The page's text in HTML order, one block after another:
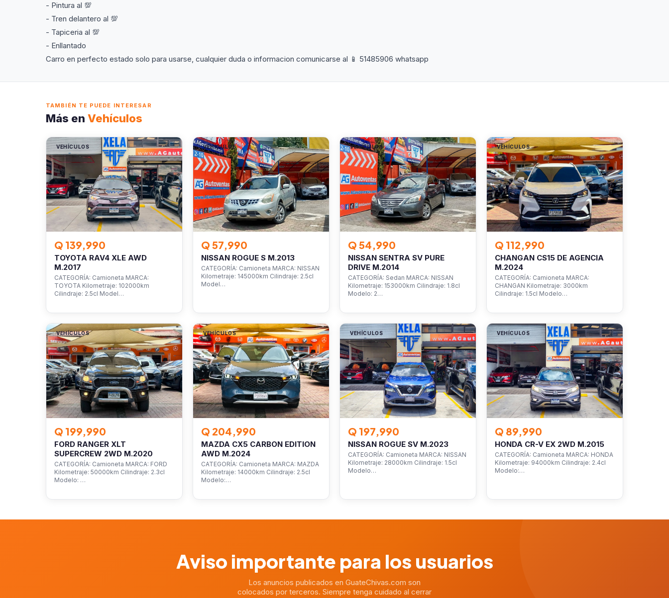
- Pintura al 💯
- Tren delantero al 💯
- Tapiceria al 💯
- Enllantado
Carro en perfecto estado solo para usarse, cualquier duda o informacion comunicarse al 📱 51485906 whatsapp
TAMBIÉN TE PUEDE INTERESAR
Más en Vehículos
VEHÍCULOS
Q 139,990
TOYOTA RAV4 XLE AWD
M.2017
CATEGORÍA: Camioneta MARCA:
TOYOTA Kilometraje: 102000km
Cilindraje: 2.5cl Model…
VEHÍCULOS
Q 57,990
NISSAN ROGUE S M.2013
CATEGORÍA: Camioneta MARCA: NISSAN
Kilometraje: 145000km Cilindraje: 2.5cl
Model…
VEHÍCULOS
Q 54,990
NISSAN SENTRA SV PURE
DRIVE M.2014
CATEGORÍA: Sedan MARCA: NISSAN
Kilometraje: 153000km Cilindraje: 1.8cl
Modelo: 2…
VEHÍCULOS
Q 112,990
CHANGAN CS15 DE AGENCIA
M.2024
CATEGORÍA: Camioneta MARCA:
CHANGAN Kilometraje: 3000km
Cilindraje: 1.5cl Modelo…
VEHÍCULOS
Q 199,990
FORD RANGER XLT
SUPERCREW 2WD M.2020
CATEGORÍA: Camioneta MARCA: FORD
Kilometraje: 50000km Cilindraje: 2.3cl
Modelo: …
VEHÍCULOS
Q 204,990
MAZDA CX5 CARBON EDITION
AWD M.2024
CATEGORÍA: Camioneta MARCA: MAZDA
Kilometraje: 14000km Cilindraje: 2.5cl
Modelo:…
VEHÍCULOS
Q 197,990
NISSAN ROGUE SV M.2023
CATEGORÍA: Camioneta MARCA: NISSAN
Kilometraje: 28000km Cilindraje: 1.5cl
Modelo…
VEHÍCULOS
Q 89,990
HONDA CR-V EX 2WD M.2015
CATEGORÍA: Camioneta MARCA: HONDA
Kilometraje: 94000km Cilindraje: 2.4cl
Modelo:…
Aviso importante para los usuarios
Los anuncios publicados en GuateChivas.com son
colocados por terceros. Siempre tenga cuidado al cerrar